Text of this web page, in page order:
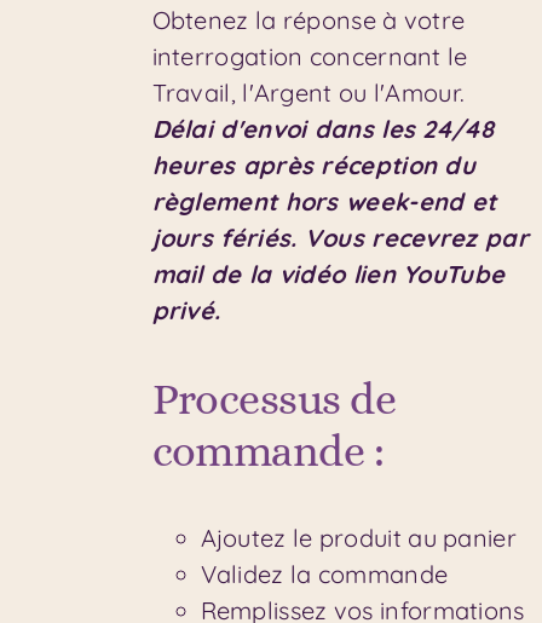
Obtenez la réponse à votre
interrogation concernant le
Travail, l'Argent ou l'Amour.
Délai d'envoi dans les 24/48
heures après réception du
règlement hors week-end et
jours fériés. Vous recevrez par
mail de la vidéo lien YouTube
privé.
Processus de
commande :
Ajoutez le produit au panier
Validez la commande
Remplissez vos informations